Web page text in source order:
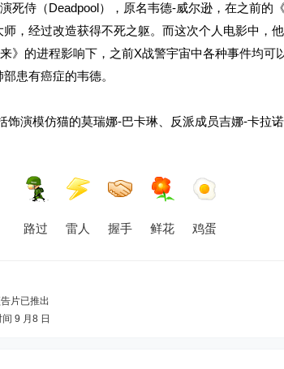
死侍（Deadpool），原名韦德-威尔逊，在之前的
，经过改造获得不死之躯。而这次个人电影中，
》的进程影响下，之前X战警宇宙中各种事件均可
患有癌症的韦德。
演模仿猫的莫瑞娜-巴卡琳、反派成员吉娜-卡拉
路过 雷人 握手 鲜花 鸡蛋
片已推出
9 月8 日